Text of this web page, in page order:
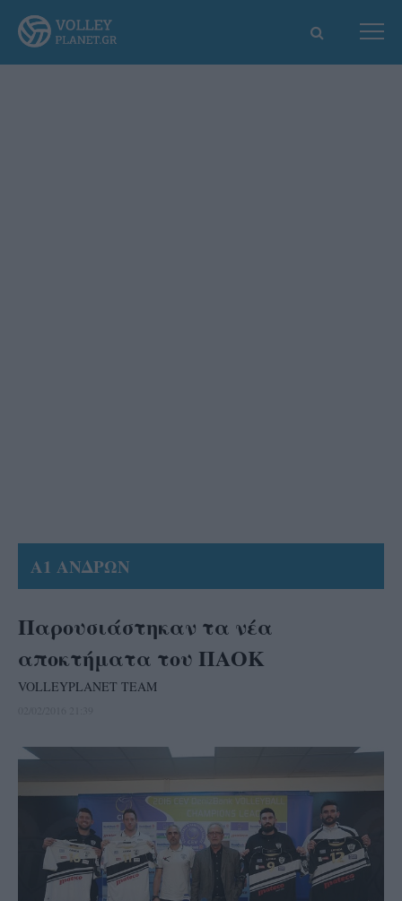
Α1 ΑΝΔΡΩΝ
Παρουσιάστηκαν τα νέα
αποκτήματα του ΠΑΟΚ
VOLLEYPLANET TEAM